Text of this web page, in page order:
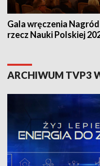
Gala wręczenia
rzecz Nauki Polskiej
ARCHIWUM TVP3